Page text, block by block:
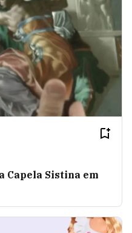
Capela Sistina em